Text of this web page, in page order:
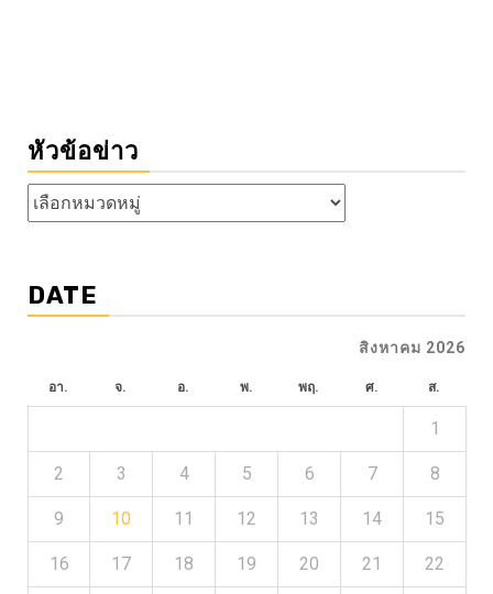
หัวข้อข่าว
หัวข้อ
ข่าว
DATE
สิงหาคม 2026
อา. จ. อ. พ. พฤ. ศ. ส.
1
2 3 4 5 6 7 8
9 10 11 12 13 14 15
16 17 18 19 20 21 22